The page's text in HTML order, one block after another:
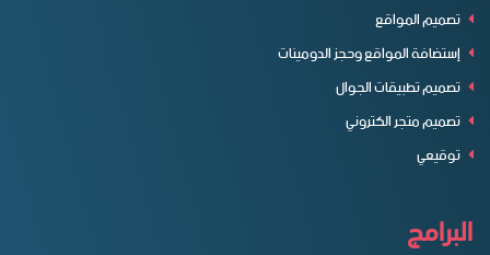
تصميم المواقع
إستضافة المواقع وحجز الدومينات
تصميم تطبيقات الجوال
تصميم متجر الكتروني
توقيعي
البرامج